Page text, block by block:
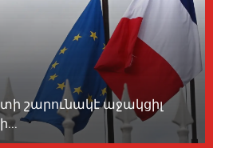
շարունակէ աջակցիլ